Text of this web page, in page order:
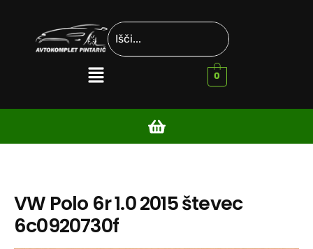
0
VW Polo 6r 1.0 2015 števec
6c0920730f